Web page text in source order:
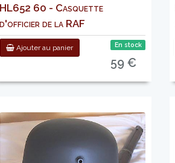
HL652 60 - Casquette
d'officier de la RAF
Ajouter au panier En stock
59 €